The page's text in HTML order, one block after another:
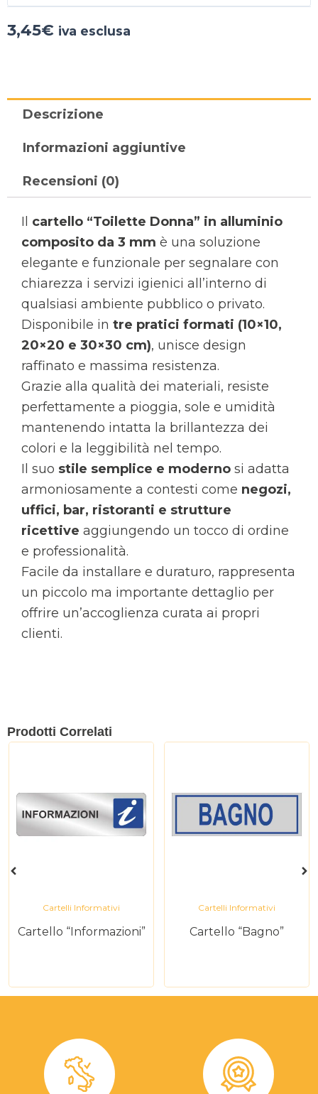
3,45€ iva esclusa
Descrizione
Informazioni aggiuntive
Recensioni (0)
Il cartello “Toilette Donna” in alluminio
composito da 3 mm è una soluzione
elegante e funzionale per segnalare con
chiarezza i servizi igienici all’interno di
qualsiasi ambiente pubblico o privato.
Disponibile in tre pratici formati (10×10,
20×20 e 30×30 cm), unisce design
raffinato e massima resistenza.
Grazie alla qualità dei materiali, resiste
perfettamente a pioggia, sole e umidità
mantenendo intatta la brillantezza dei
colori e la leggibilità nel tempo.
Il suo stile semplice e moderno si adatta
armoniosamente a contesti come negozi,
uffici, bar, ristoranti e strutture
ricettive aggiungendo un tocco di ordine
e professionalità.
Facile da installare e duraturo, rappresenta
un piccolo ma importante dettaglio per
offrire un’accoglienza curata ai propri
clienti.
Prodotti Correlati
Cartelli Informativi
Cartello “Informazioni”
Cartelli Informativi
Cartello “Bagno”